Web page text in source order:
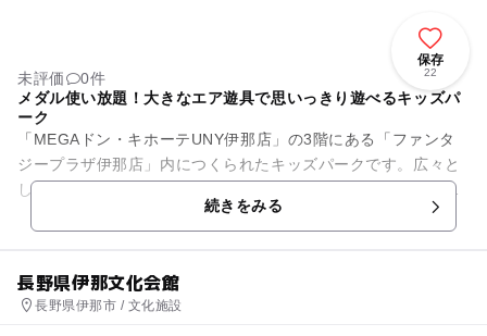
保存
22
未評価
0件
メダル使い放題！大きなエア遊具で思いっきり遊べるキッズパ
ーク
「MEGAドン・キホーテUNY伊那店」の3階にある「ファンタ
ジープラザ伊那店」内につくられたキッズパークです。広々と
したパーク内では、おなじみのキャラクター「ドンペン」くん
たちがお出迎え。屋内と...続きをみる
長野県伊那文化会館
長野県伊那市 / 文化施設